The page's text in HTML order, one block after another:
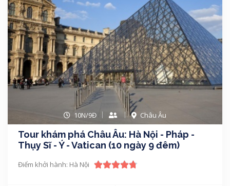
10N/9Đ Châu Âu
Tour khám phá Châu Âu: Hà Nội - Pháp -
Thụy Sĩ - Ý - Vatican (10 ngày 9 đêm)
Điểm khởi hành: Hà Nội